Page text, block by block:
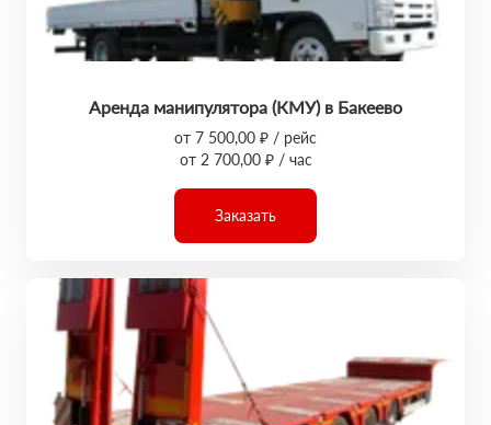
Аренда манипулятора (КМУ) в Бакеево
от 7 500,00 ₽ / рейс
от 2 700,00 ₽ / час
Заказать